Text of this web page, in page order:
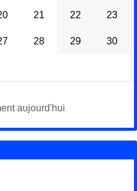
21 22 23
28 29 30
aujourd'hui